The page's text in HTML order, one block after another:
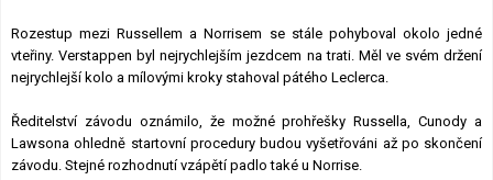
Rozestup mezi Russellem a Norrisem se stále pohyboval okolo jedné
vteřiny. Verstappen byl nejrychlejším jezdcem na trati. Měl ve svém držení
nejrychlejší kolo a mílovými kroky stahoval pátého Leclerca.
Ředitelství závodu oznámilo, že možné prohřešky Russella, Cunody a
Lawsona ohledně startovní procedury budou vyšetřováni až po skončení
závodu. Stejné rozhodnutí vzápětí padlo také u Norrise.